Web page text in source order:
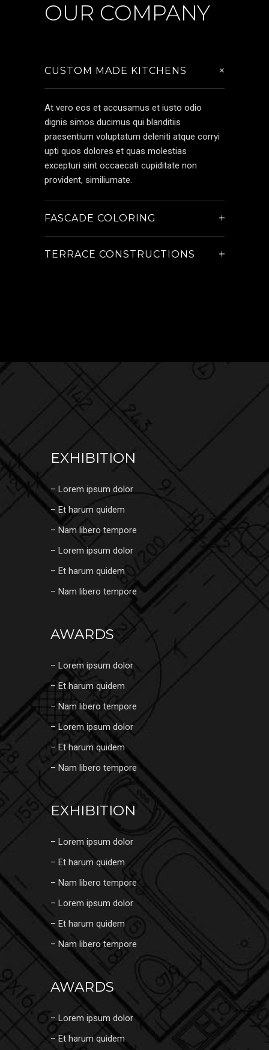
OUR COMPANY
CUSTOM MADE KITCHENS
At vero eos et accusamus et iusto odio
dignis simos ducimus qui blanditiis
praesentium voluptatum deleniti atque corryi
upti quos dolores et quas molestias
excepturi sint occaecati cupiditate non
provident, similiumate.
FASCADE COLORING
TERRACE CONSTRUCTIONS
EXHIBITION
– Lorem ipsum dolor
– Et harum quidem
– Nam libero tempore
– Lorem ipsum dolor
– Et harum quidem
– Nam libero tempore
AWARDS
– Lorem ipsum dolor
– Et harum quidem
– Nam libero tempore
– Lorem ipsum dolor
– Et harum quidem
– Nam libero tempore
EXHIBITION
– Lorem ipsum dolor
– Et harum quidem
– Nam libero tempore
– Lorem ipsum dolor
– Et harum quidem
– Nam libero tempore
AWARDS
– Lorem ipsum dolor
– Et harum quidem